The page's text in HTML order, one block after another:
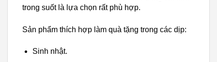
trong suốt là lựa chọn rất phù hợp.
Sản phẩm thích hợp làm quà tặng trong các dịp:
Sinh nhật.